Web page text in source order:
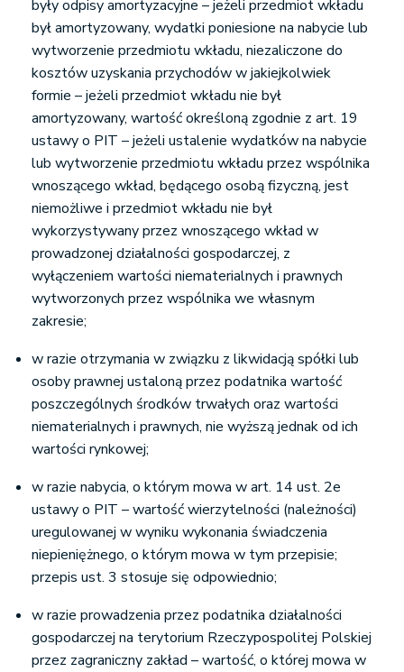
były odpisy amortyzacyjne – jeżeli przedmiot wkładu
był amortyzowany, wydatki poniesione na nabycie lub
wytworzenie przedmiotu wkładu, niezaliczone do
kosztów uzyskania przychodów w jakiejkolwiek
formie – jeżeli przedmiot wkładu nie był
amortyzowany, wartość określoną zgodnie z art. 19
ustawy o PIT – jeżeli ustalenie wydatków na nabycie
lub wytworzenie przedmiotu wkładu przez wspólnika
wnoszącego wkład, będącego osobą fizyczną, jest
niemożliwe i przedmiot wkładu nie był
wykorzystywany przez wnoszącego wkład w
prowadzonej działalności gospodarczej, z
wyłączeniem wartości niematerialnych i prawnych
wytworzonych przez wspólnika we własnym
zakresie;
w razie otrzymania w związku z likwidacją spółki lub
osoby prawnej ustaloną przez podatnika wartość
poszczególnych środków trwałych oraz wartości
niematerialnych i prawnych, nie wyższą jednak od ich
wartości rynkowej;
w razie nabycia, o którym mowa w art. 14 ust. 2e
ustawy o PIT – wartość wierzytelności (należności)
uregulowanej w wyniku wykonania świadczenia
niepieniężnego, o którym mowa w tym przepisie;
przepis ust. 3 stosuje się odpowiednio;
w razie prowadzenia przez podatnika działalności
gospodarczej na terytorium Rzeczypospolitej Polskiej
przez zagraniczny zakład – wartość, o której mowa w